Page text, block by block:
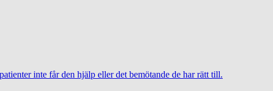
inte får den hjälp eller det bemötande de har rätt till.